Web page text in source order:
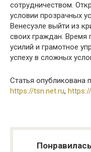
сотрудничеством.
условии прозрачных
Венесуэле выйти из
своих граждан. Время
усилий и грамотное
успеху в сложных
Статья опубликована
https://tsn.net.ru,